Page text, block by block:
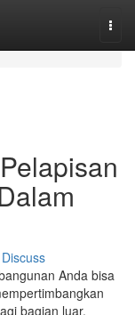
Discuss
Anda bisa
bagian luar,